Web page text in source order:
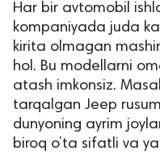
защищены.
Har bir avtomobil
kompaniyada juda
kirita olmagan
hol. Bu modellarni
atash imkonsiz.
tarqalgan Jeep
dunyoning ayrim
biroq o’ta sifatli va